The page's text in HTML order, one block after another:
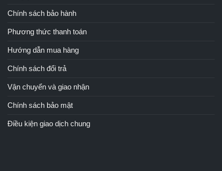
Chính sách bảo hành
Phương thức thanh toán
Hướng dẫn mua hàng
Chính sách đổi trả
Vận chuyển và giao nhận
Chính sách bảo mật
Điều kiện giao dịch chung